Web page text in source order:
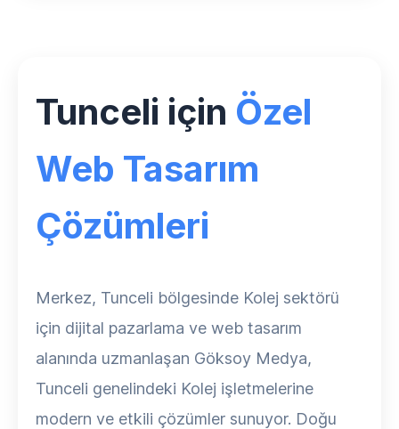
Tunceli için Özel
Web Tasarım
Çözümleri
Merkez, Tunceli bölgesinde Kolej sektörü
için dijital pazarlama ve web tasarım
alanında uzmanlaşan Göksoy Medya,
Tunceli genelindeki Kolej işletmelerine
modern ve etkili çözümler sunuyor. Doğu